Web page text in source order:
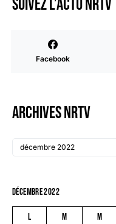
Suivez l’actu NRTV
Facebook
Archives NRTV
décembre 2022
L M M